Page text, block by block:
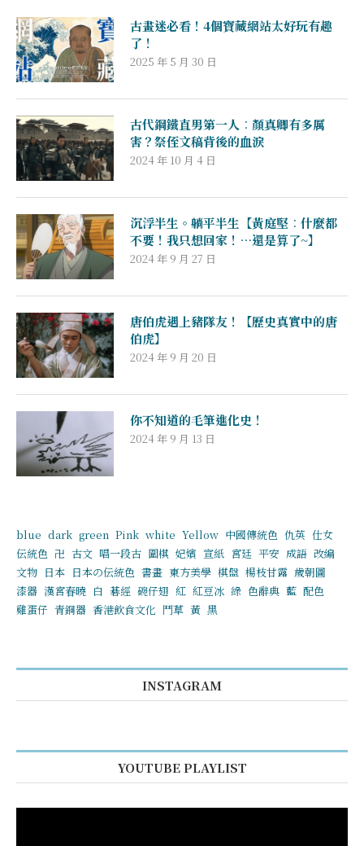
古畫迷必看！4個寶藏網站太好玩有趣
了！
2025 年 5 月 30 日
古代鋼鐵直男第一人︰顏真卿有多厲
害？祭侄文稿背後的血淚
2024 年 10 月 4 日
沉浮半生。躺平半生【黃庭堅︰什麼都
不要！我只想回家！…還是算了~】
2024 年 9 月 27 日
唐伯虎遇上豬隊友！【歷史真實中的唐
伯虎】
2024 年 9 月 20 日
你不知道的毛筆進化史！
2024 年 9 月 13 日
blue dark green Pink white Yellow 中國傳統色 仇英 仕女
伝統色 卍 古文 唱一段古 圍棋 妃嬪 宣紙 宮廷 平安 成語 改編
文物 日本 日本の伝統色 書畫 東方美學 棋盤 楊枝甘露 歲朝圖
漆器 漢宮春曉 白 碁經 碗仔翅 紅 紅豆冰 綠 色辭典 藍 配色
雞蛋仔 青銅器 香港飲食文化 鬥草 黃 黑
INSTAGRAM
YOUTUBE PLAYLIST